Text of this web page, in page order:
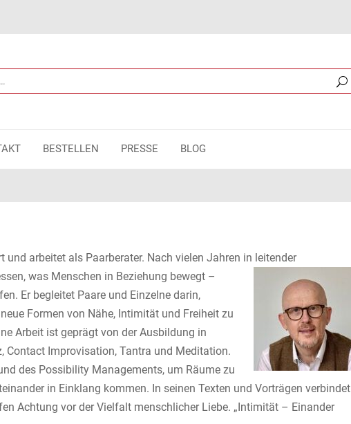
BESTELLEN PRESSE BLOG
arbeitet als Paarberater. Nach vielen Jahren in leitender
was Menschen in Beziehung bewegt –
Er begleitet Paare und Einzelne darin,
Formen von Nähe, Intimität und Freiheit zu
Arbeit ist geprägt von der Ausbildung in
Contact Improvisation, Tantra und Meditation.
des Possibility Managements, um Räume zu
in Einklang kommen. In seinen Texten und Vorträgen verbindet
Achtung vor der Vielfalt menschlicher Liebe. „Intimität – Einander